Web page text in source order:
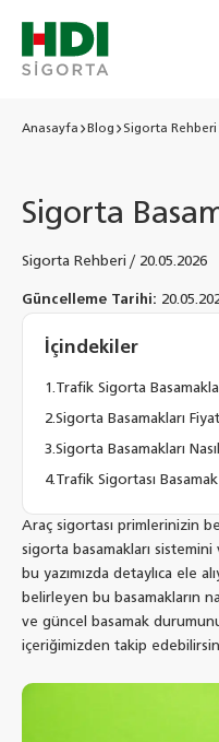
Anasayfa Blog Sigorta Rehberi
Sigorta
Sigorta Rehberi / 20.05.2026
Güncelleme Tarihi:
Araç sigortası primlerinizin
sigorta basamakları sistemini
bu yazımızda detaylıca ele
belirleyen bu basamakların
ve güncel basamak
içeriğimizden takip
İçindekiler
Trafik Sigorta
Sigorta Basamakları
Sigorta Basamakları
Trafik Sigortası